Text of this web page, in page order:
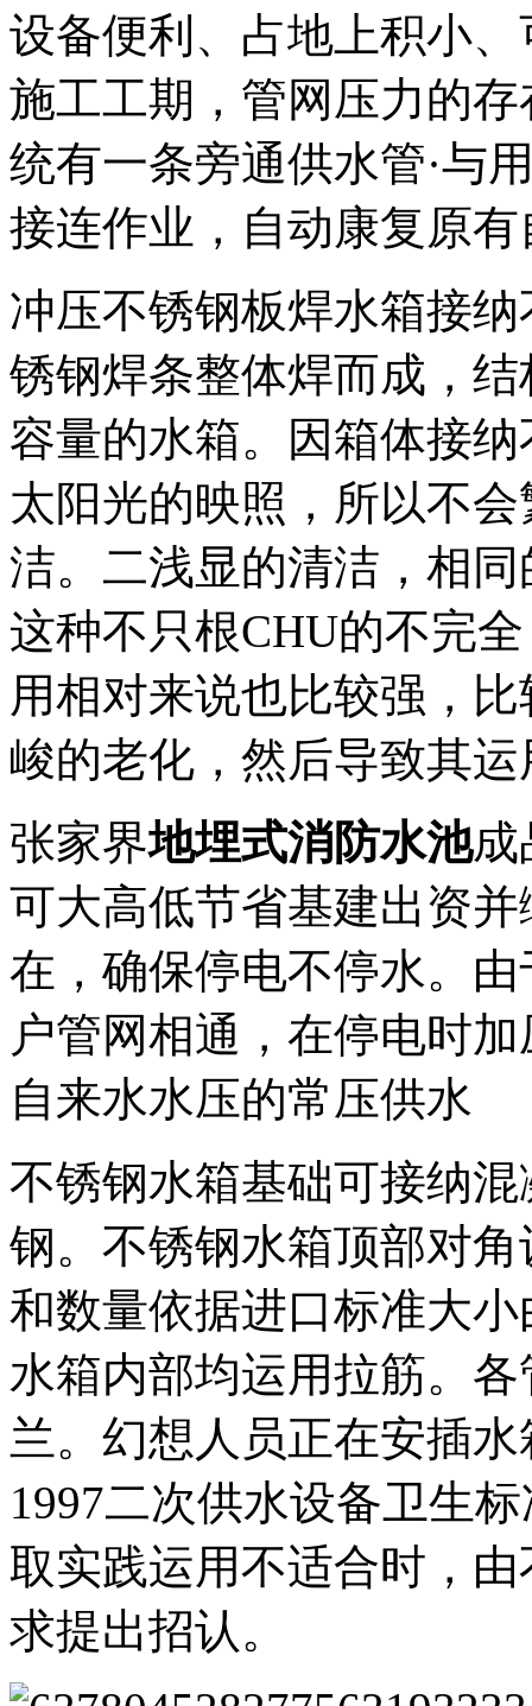
设备便利、占地上积小
施工工期，管网压力的
统有一条旁通供水管·与
接连作业，自动康复原
冲压不锈钢板焊水箱接
锈钢焊条整体焊而成，
容量的水箱。因箱体接
太阳光的映照，所以不
洁。二浅显的清洁，相
这种不只根CHU的不完
用相对来说也比较强，
峻的老化，然后导致其
张家界地埋式消防水池成
可大高低节省基建出资
在，确保停电不停水。
户管网相通，在停电时
自来水水压的常压供水
不锈钢水箱基础可接纳
钢。不锈钢水箱顶部对
和数量依据进口标准大
水箱内部均运用拉筋。
兰。幻想人员正在安插
1997二次供水设备卫生
取实践运用不适合时，
求提出招认。